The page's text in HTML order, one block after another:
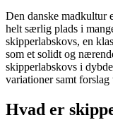
Den danske madkultur
helt særlig plads i
skipperlabskovs, en
som et solidt og
skipperlabskovs i
variationer samt forslag
Hvad er